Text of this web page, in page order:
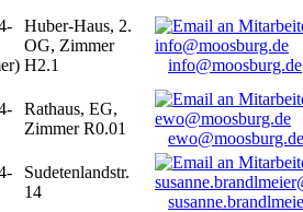
Huber-Haus, 2.
OG, Zimmer
H2.1
info@moosburg.de
Rathaus, EG,
Zimmer R0.01
ewo@moosburg.de
Sudetenlandstr.
14